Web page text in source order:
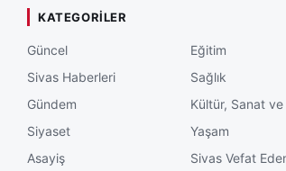
KATEGORILER
Güncel
Sivas Haberleri
Gündem
Siyaset
Asayiş
Eğitim
Sağlık
Kültür, Sanat ve
Yaşam
Sivas Vefat